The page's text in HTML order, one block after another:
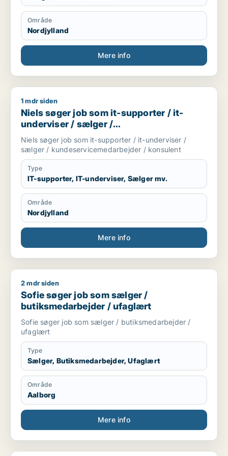
Område
Nordjylland
Mere info
Niels søger job som it-supporter / it-underviser / sælger /
1 mdr siden
Niels søger job som it-supporter / it-
underviser / sælger /
kundeservicemedarbejder / konsulent
Niels søger job som it-supporter / it-underviser /
sælger / kundeservicemedarbejder / konsulent
Type
IT-supporter, IT-underviser, Sælger mv.
Område
Nordjylland
Mere info
Sofie søger job som sælger / butiksmedarbejder / ufaglært
2 mdr siden
Sofie søger job som sælger /
butiksmedarbejder / ufaglært
Sofie søger job som sælger / butiksmedarbejder /
ufaglært
Type
Sælger, Butiksmedarbejder, Ufaglært
Område
Aalborg
Mere info